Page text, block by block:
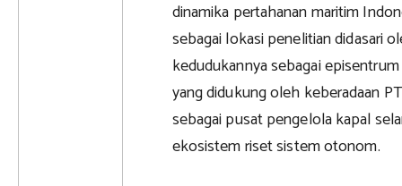
dinamika pertahanan maritim
sebagai lokasi penelitian didasari
kedudukannya sebagai
yang didukung oleh keberadaan
sebagai pusat pengelola kapal
ekosistem riset sistem otonom.